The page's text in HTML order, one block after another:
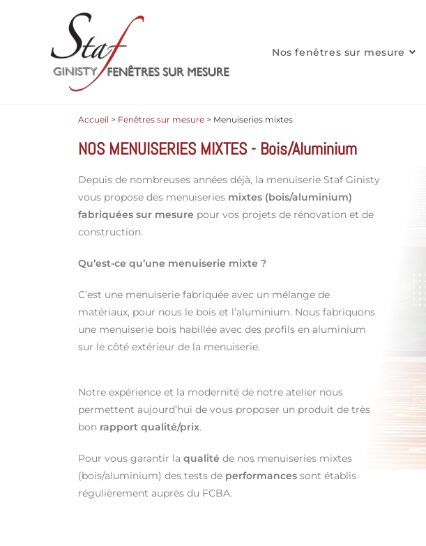
Nos fenêtres sur mesure
Accueil > Fenêtres sur mesure > Menuiseries mixtes
NOS MENUISERIES MIXTES - Bois/Aluminium
Depuis de nombreuses années déjà, la menuiserie Staf Ginisty
vous propose des menuiseries mixtes (bois/aluminium)
fabriquées sur mesure pour vos projets de rénovation et de
construction.
Qu’est-ce qu’une menuiserie mixte ?
C’est une menuiserie fabriquée avec un mélange de
matériaux, pour nous le bois et l’aluminium. Nous fabriquons
une menuiserie bois habillée avec des profils en aluminium
sur le côté extérieur de la menuiserie.
Notre expérience et la modernité de notre atelier nous
permettent aujourd’hui de vous proposer un produit de très
bon rapport qualité/prix.
Pour vous garantir la qualité de nos menuiseries mixtes
(bois/aluminium) des tests de performances sont établis
régulièrement auprès du FCBA.